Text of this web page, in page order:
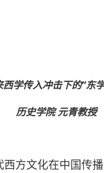
西学传入冲击下的“东
历史学院 元青教授
西方文化在中国传